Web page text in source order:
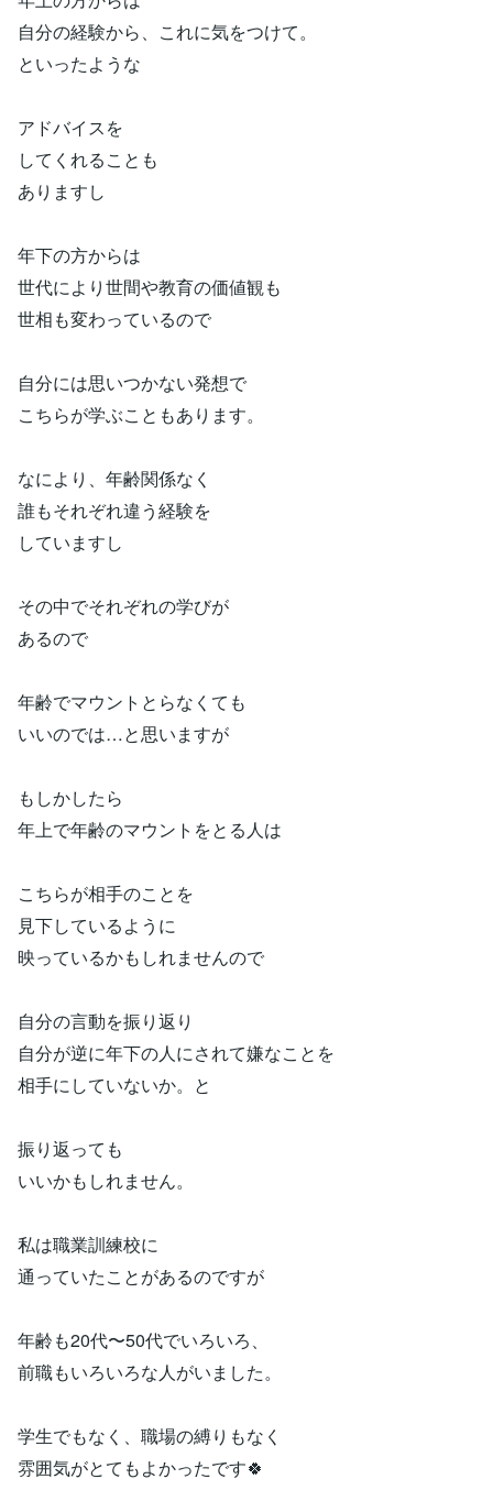
自分の経験から、これに気をつけて。
といったような
アドバイスを
してくれることも
ありますし
年下の方からは
世代により世間や教育の価値観も
世相も変わっているので
自分には思いつかない発想で
こちらが学ぶこともあります。
なにより、年齢関係なく
誰もそれぞれ違う経験を
していますし
その中でそれぞれの学びが
あるので
年齢でマウントとらなくても
いいのでは…と思いますが
もしかしたら
年上で年齢のマウントをとる人は
こちらが相手のことを
見下しているように
映っているかもしれませんので
自分の言動を振り返り
自分が逆に年下の人にされて嫌なことを
相手にしていないか。と
振り返っても
いいかもしれません。
私は職業訓練校に
通っていたことがあるのですが
年齢も20代〜50代でいろいろ、
前職もいろいろな人がいました。
学生でもなく、職場の縛りもなく
雰囲気がとてもよかったです🍀